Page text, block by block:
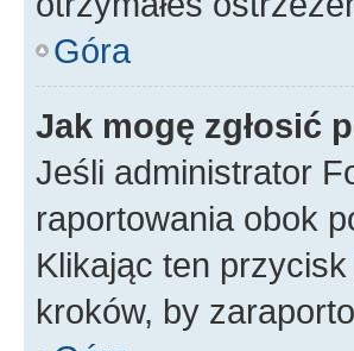
Góra
Jak mogę zgłosić
Jeśli administrator
raportowania obok
Klikając ten
kroków, by